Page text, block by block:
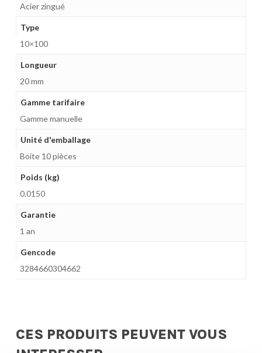
Acier zingué
Type
10×100
Longueur
20 mm
Gamme tarifaire
Gamme manuelle
Unité d'emballage
Boite 10 pièces
Poids (kg)
0.0150
Garantie
1 an
Gencode
3284660304662
CES PRODUITS PEUVENT VOUS